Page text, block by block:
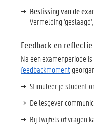
Beslissing van de
Vermelding
Feedback en reflectie
Na een examenperiode
feedbackmoment
Stimuleer je student
De lesgever
Bij twijfels of vragen